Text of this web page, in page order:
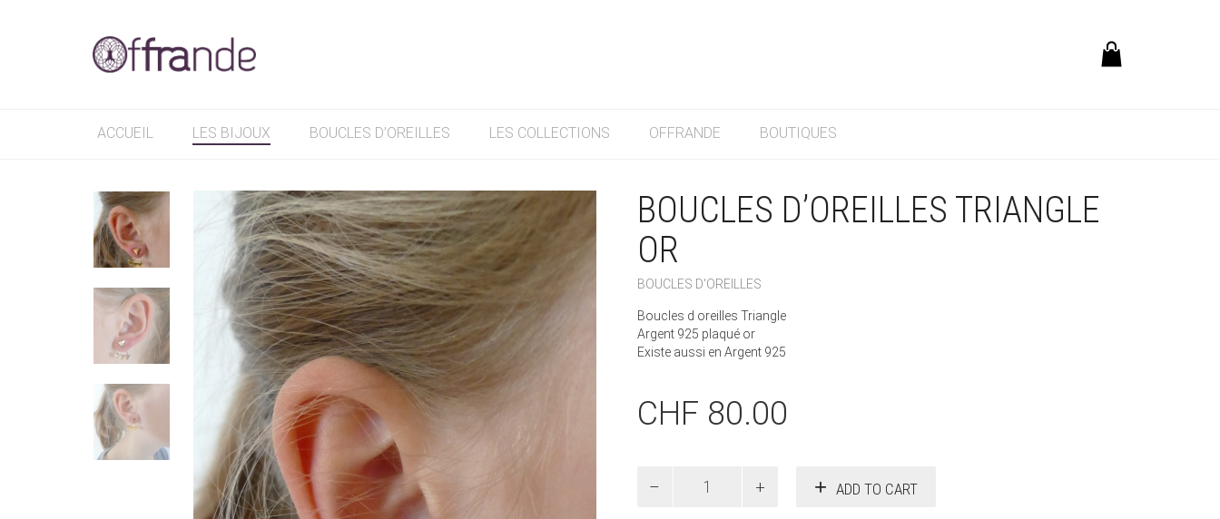
ACCUEIL LES BIJOUX BOUCLES D’OREILLES LES COLLECTIONS OFFRANDE BOUTIQUES
BOUCLES D’OREILLES TRIANGLE
OR
BOUCLES D'OREILLES
Boucles d oreilles Triangle
Argent 925 plaqué or
Existe aussi en Argent 925
CHF 80.00
ADD TO CART